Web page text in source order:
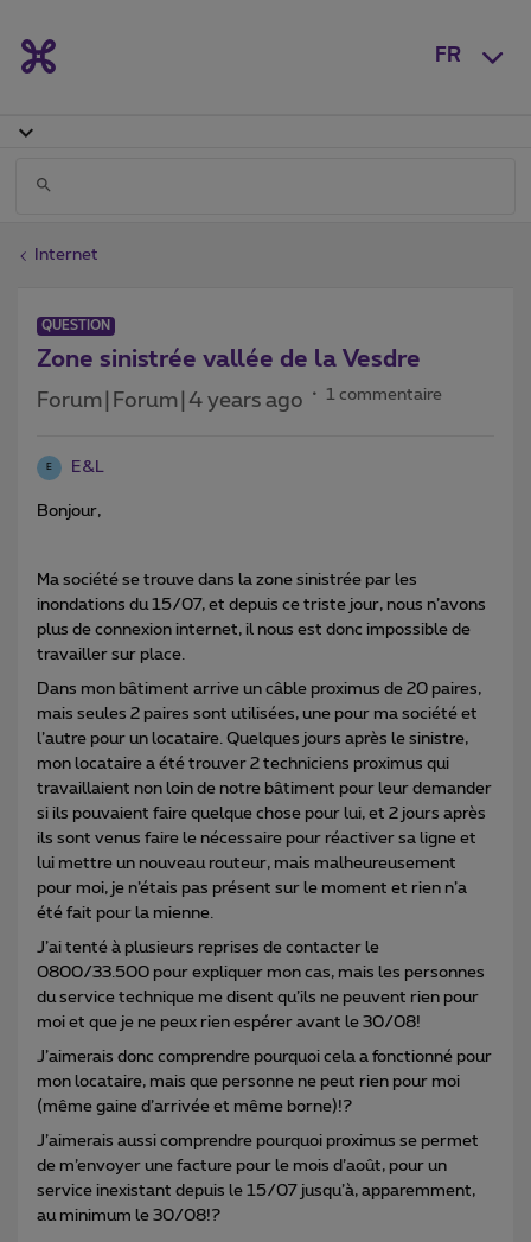
FR
Internet
QUESTION
Zone sinistrée vallée de la Vesdre
Forum|Forum|4 years ago 1 commentaire
E E&L
Bonjour,
Ma société se trouve dans la zone sinistrée par les
inondations du 15/07, et depuis ce triste jour, nous n’avons
plus de connexion internet, il nous est donc impossible de
travailler sur place.
Dans mon bâtiment arrive un câble proximus de 20 paires,
mais seules 2 paires sont utilisées, une pour ma société et
l’autre pour un locataire. Quelques jours après le sinistre,
mon locataire a été trouver 2 techniciens proximus qui
travaillaient non loin de notre bâtiment pour leur demander
si ils pouvaient faire quelque chose pour lui, et 2 jours après
ils sont venus faire le nécessaire pour réactiver sa ligne et
lui mettre un nouveau routeur, mais malheureusement
pour moi, je n’étais pas présent sur le moment et rien n’a
été fait pour la mienne.
J’ai tenté à plusieurs reprises de contacter le
0800/33.500 pour expliquer mon cas, mais les personnes
du service technique me disent qu’ils ne peuvent rien pour
moi et que je ne peux rien espérer avant le 30/08!
J’aimerais donc comprendre pourquoi cela a fonctionné pour
mon locataire, mais que personne ne peut rien pour moi
(même gaine d’arrivée et même borne)!?
J’aimerais aussi comprendre pourquoi proximus se permet
de m’envoyer une facture pour le mois d’août, pour un
service inexistant depuis le 15/07 jusqu’à, apparemment,
au minimum le 30/08!?